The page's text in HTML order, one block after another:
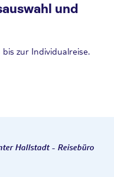
und
zur Individualreise.
Hallstadt - Reisebüro